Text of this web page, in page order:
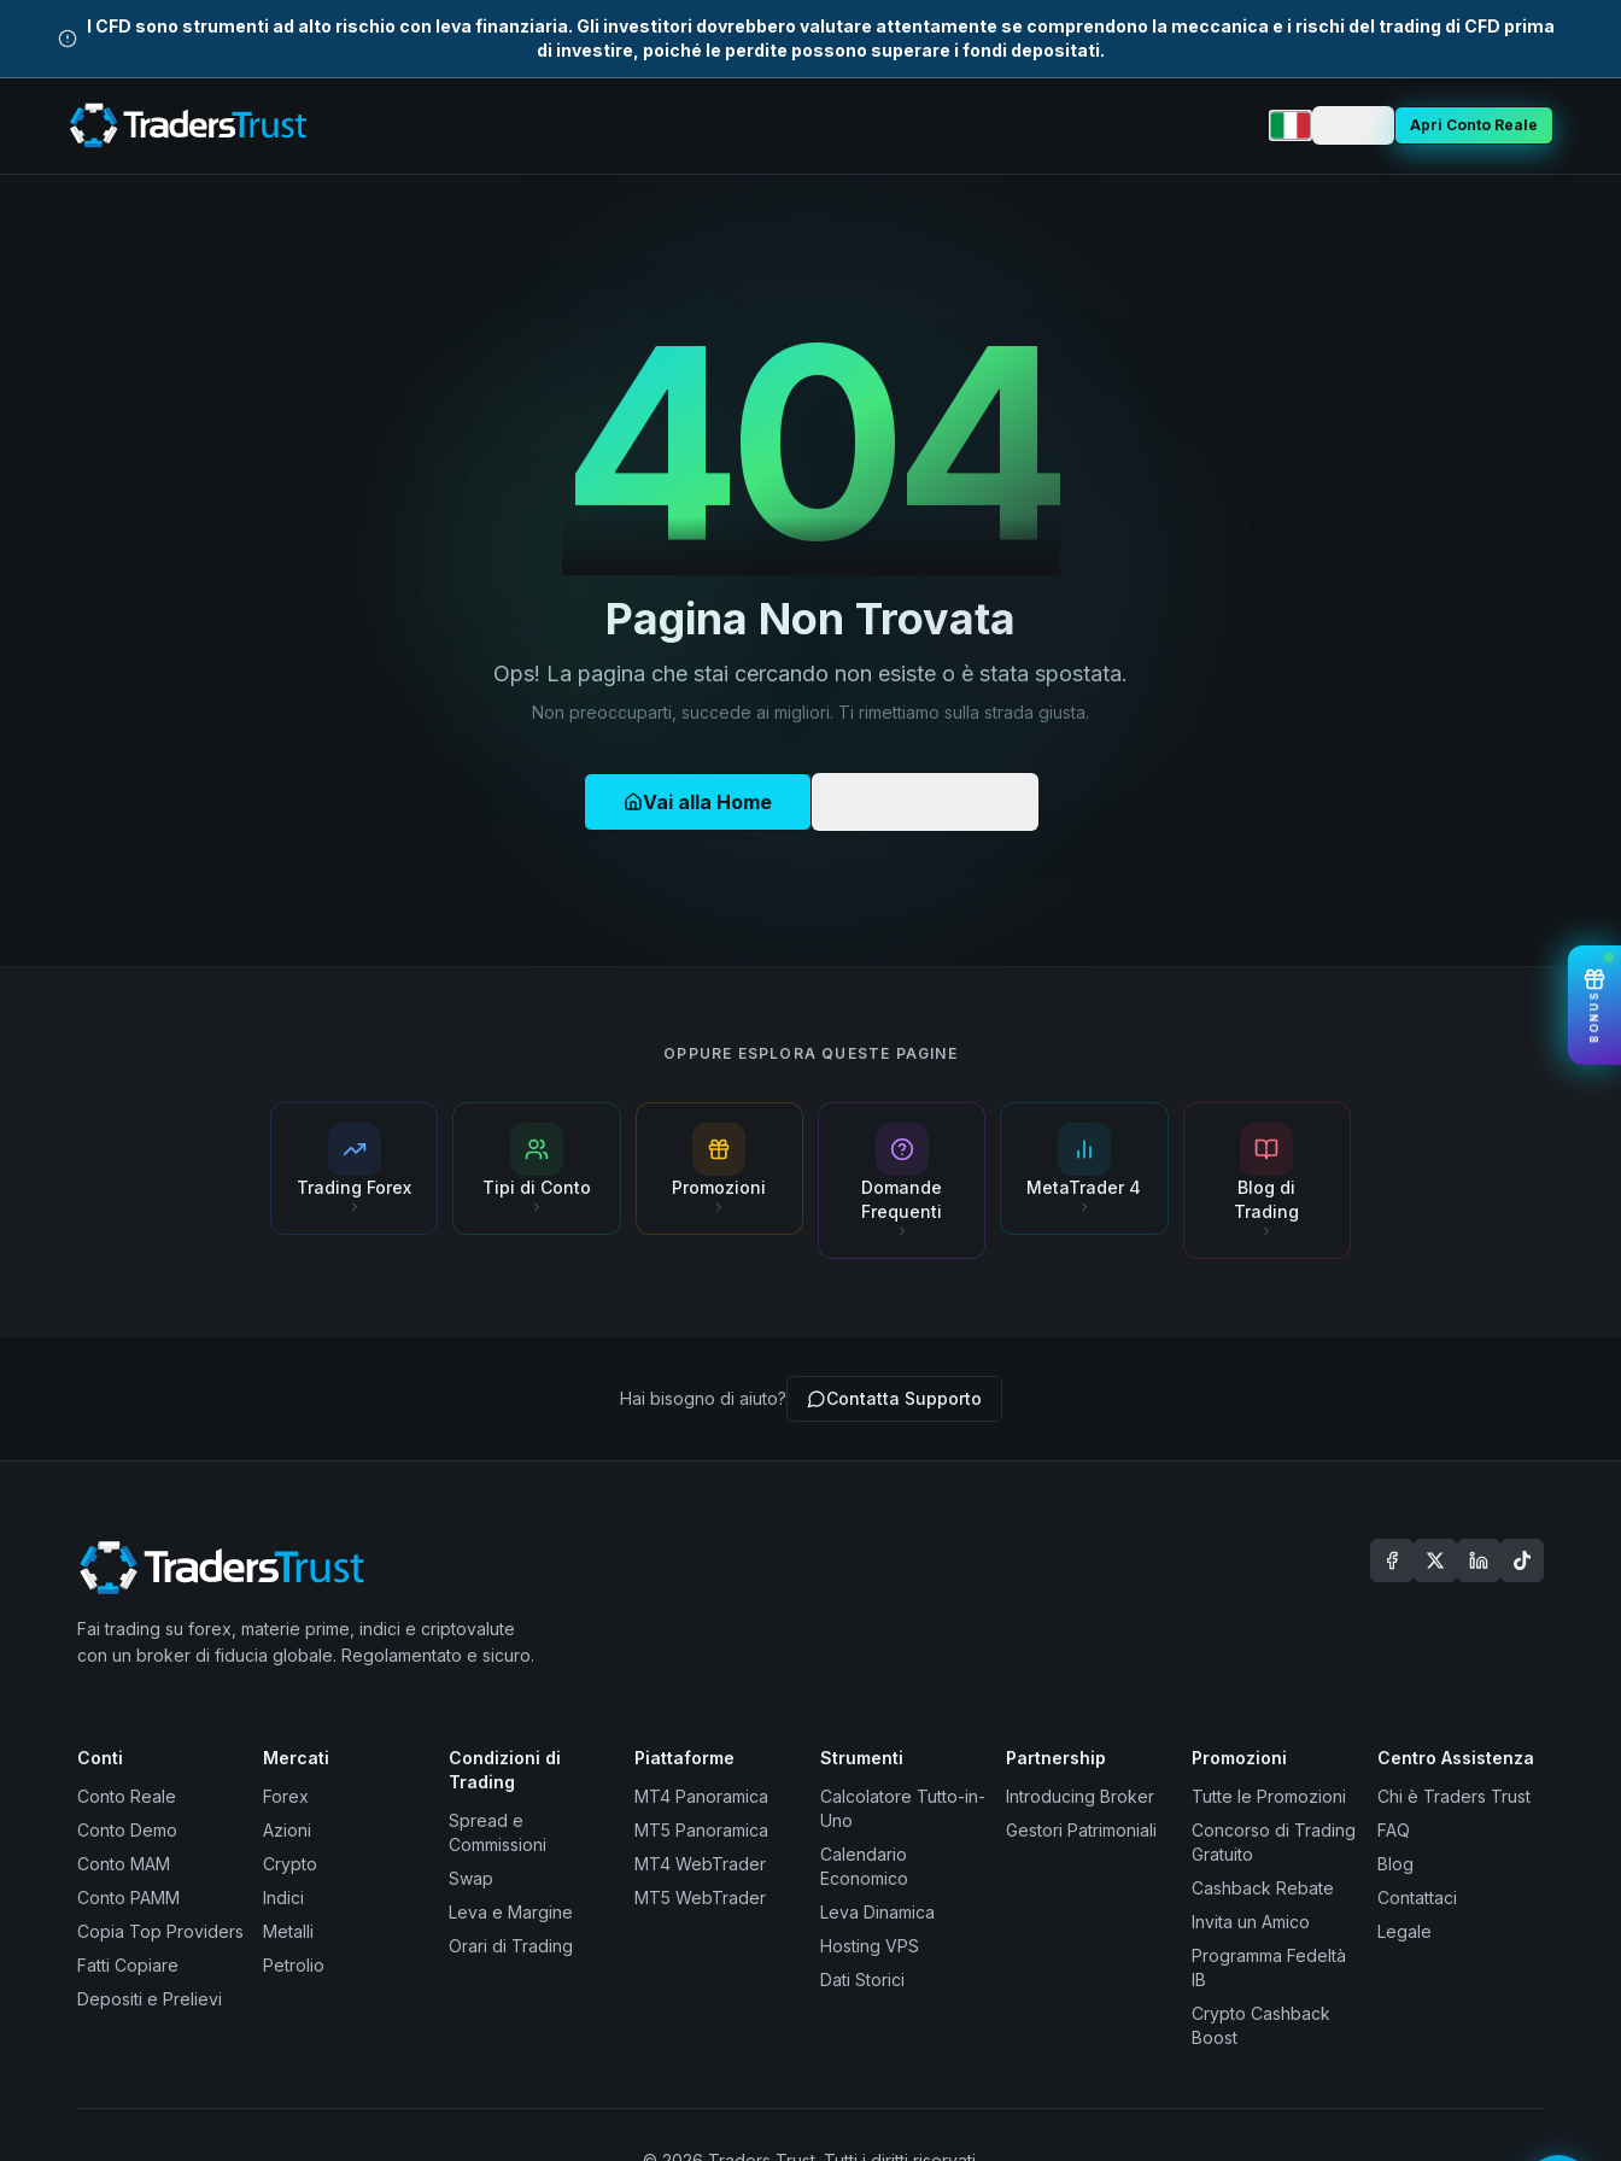
I CFD sono strumenti ad alto rischio con leva finanziaria. Gli investitori dovrebbero valutare attentamente se comprendono la meccanica e i rischi del trading di CFD prima
di investire, poiché le perdite possono superare i fondi depositati.
Seleziona lingua
Apri Conto Reale
404
Pagina Non Trovata
Ops! La pagina che stai cercando non esiste o è stata spostata.
Non preoccuparti, succede ai migliori. Ti rimettiamo sulla strada giusta.
Vai alla Home
OPPURE ESPLORA QUESTE PAGINE
Trading Forex Tipi di Conto Promozioni
Domande
Frequenti
MetaTrader 4
Blog di
Trading
Hai bisogno di aiuto? Contatta Supporto
Fai trading su forex, materie prime, indici e criptovalute
con un broker di fiducia globale. Regolamentato e sicuro.
Conti
Conto Reale
Conto Demo
Conto MAM
Conto PAMM
Copia Top Providers
Fatti Copiare
Depositi e Prelievi
Mercati
Forex
Azioni
Crypto
Indici
Metalli
Petrolio
Condizioni di
Trading
Spread e
Commissioni
Swap
Leva e Margine
Orari di Trading
Piattaforme
MT4 Panoramica
MT5 Panoramica
MT4 WebTrader
MT5 WebTrader
Strumenti
Calcolatore Tutto-in-
Uno
Calendario
Economico
Leva Dinamica
Hosting VPS
Dati Storici
Partnership
Introducing Broker
Gestori Patrimoniali
Promozioni
Tutte le Promozioni
Concorso di Trading
Gratuito
Cashback Rebate
Invita un Amico
Programma Fedeltà
IB
Crypto Cashback
Boost
Centro Assistenza
Chi è Traders Trust
FAQ
Blog
Contattaci
Legale
BONUS